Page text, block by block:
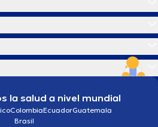
la salud a nivel mundial
ColombiaEcuadorGuatemala
Brasil